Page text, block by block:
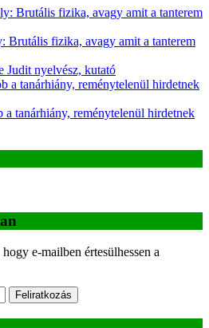
Brutális fizika, avagy amit a tanterem
Brutális fizika, avagy amit a tanterem
Judit nyelvész, kutató
a tanárhiány, reménytelenül hirdetnek
a tanárhiány, reménytelenül hirdetnek
e-mailben értesülhessen a
Feliratkozás